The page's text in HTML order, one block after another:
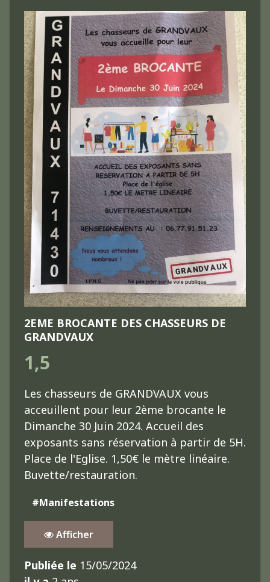
2EME BROCANTE DES CHASSEURS DE
GRANDVAUX
1,5
Les chasseurs de GRANDVAUX vous
acceuillent pour leur 2ème brocante le
Dimanche 30 Juin 2024. Accueil des
exposants sans réservation à partir de 5H.
Place de l'Eglise. 1,50€ le mètre linéaire.
Buvette/restauration.
#Manifestations
Afficher
Publiée le 15/05/2024